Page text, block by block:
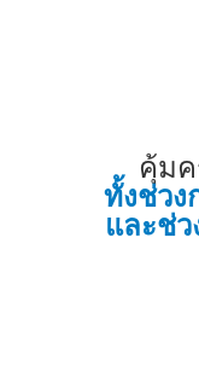
คุ้ม
ทั้งช่วง
และช่